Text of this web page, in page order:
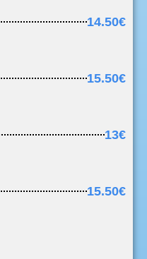
14.50€
15.50€
13€
15.50€